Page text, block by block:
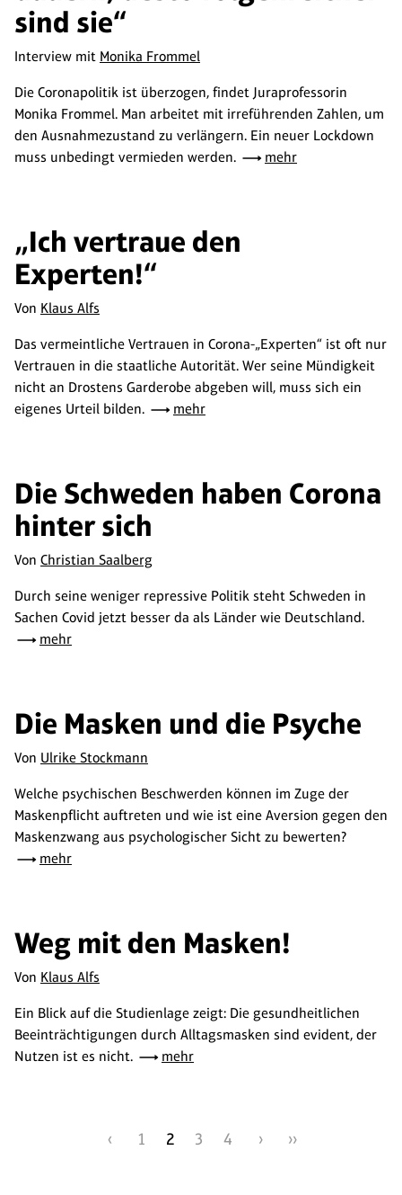
sind sie“
Interview mit Monika Frommel
Die Coronapolitik ist überzogen, findet Juraprofessorin
Monika Frommel. Man arbeitet mit irreführenden Zahlen, um
den Ausnahmezustand zu verlängern. Ein neuer Lockdown
muss unbedingt vermieden werden.
mehr
„Ich vertraue den
Experten!“
Von Klaus Alfs
Das vermeintliche Vertrauen in Corona-„Experten“ ist oft nur
Vertrauen in die staatliche Autorität. Wer seine Mündigkeit
nicht an Drostens Garderobe abgeben will, muss sich ein
eigenes Urteil bilden.
mehr
Die Schweden haben Corona
hinter sich
Von Christian Saalberg
Durch seine weniger repressive Politik steht Schweden in
Sachen Covid jetzt besser da als Länder wie Deutschland.
mehr
Die Masken und die Psyche
Von Ulrike Stockmann
Welche psychischen Beschwerden können im Zuge der
Maskenpflicht auftreten und wie ist eine Aversion gegen den
Maskenzwang aus psychologischer Sicht zu bewerten?
mehr
Weg mit den Masken!
Von Klaus Alfs
Ein Blick auf die Studienlage zeigt: Die gesundheitlichen
Beeinträchtigungen durch Alltagsmasken sind evident, der
Nutzen ist es nicht.
mehr
‹ 1 2 3 4 › ››